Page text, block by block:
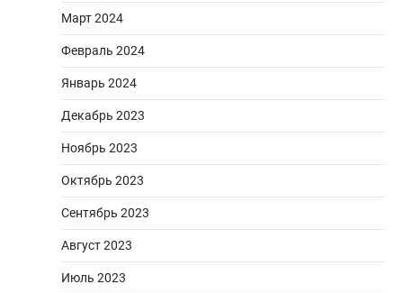
Март 2024
Февраль 2024
Январь 2024
Декабрь 2023
Ноябрь 2023
Октябрь 2023
Сентябрь 2023
Август 2023
Июль 2023